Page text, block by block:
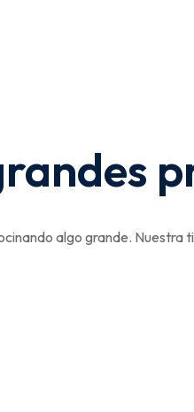
algo grande. Nuestra